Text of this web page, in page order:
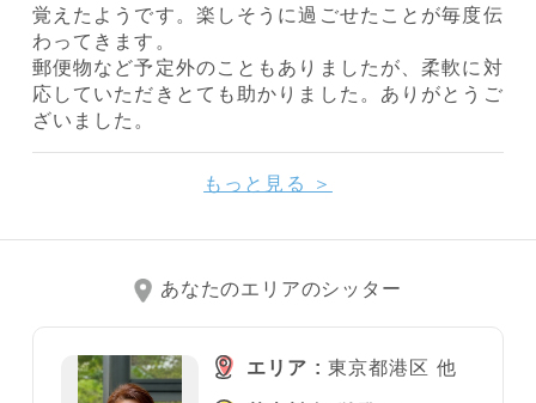
覚えたようです。楽しそうに過ごせたことが毎度伝
わってきます。
郵便物など予定外のこともありましたが、柔軟に対
応していただきとても助かりました。ありがとうご
ざいました。
もっと見る ＞
あなたのエリアのシッター
エリア : 東京都港区 他